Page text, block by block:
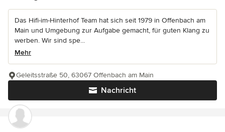
Das Hifi-im-Hinterhof Team hat sich seit 1979 in Offenbach am
Main und Umgebung zur Aufgabe gemacht, für guten Klang zu
werben. Wir sind spe...
Mehr
Nachricht
Geleitsstraße 50, 63067 Offenbach am Main